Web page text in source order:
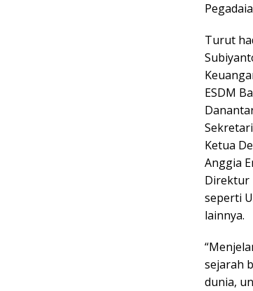
Turut
ESDM
Ketua
Anggia
Direktur
seperti
lainnya.
sejarah
dunia,